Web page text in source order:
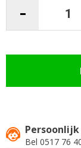
Bel 0517 76